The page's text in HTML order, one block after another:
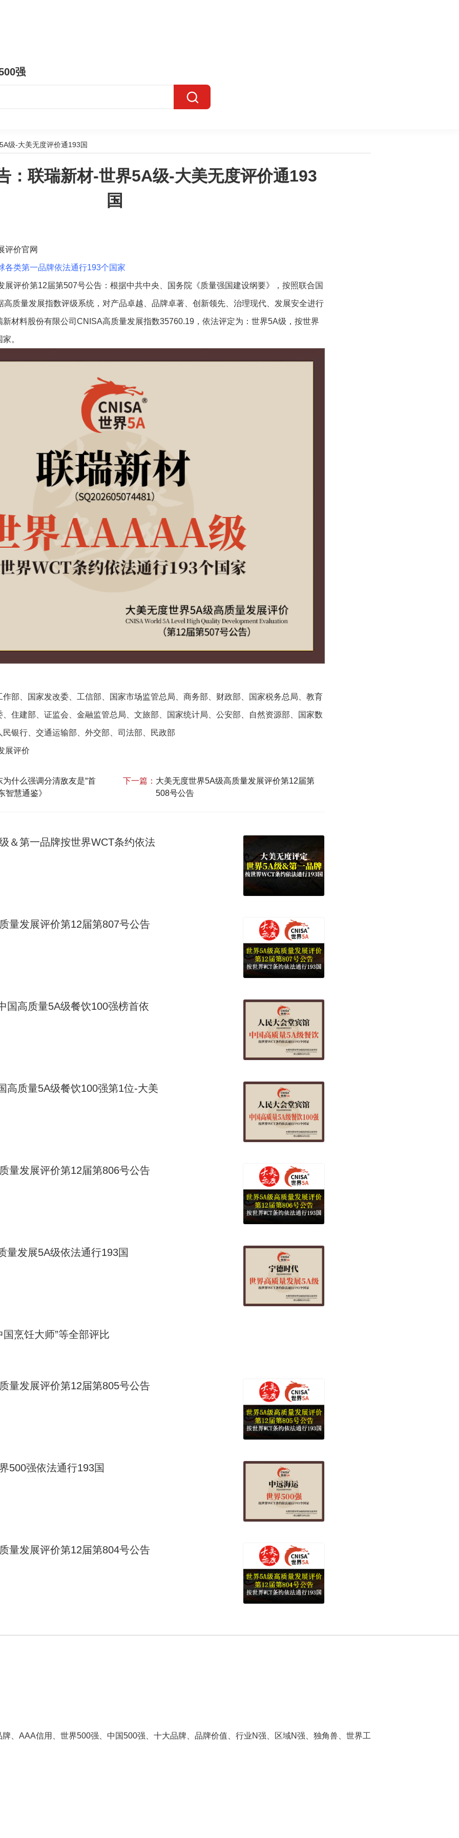
强
级-大美无度评价通193国
：联瑞新材-世界5A级-大美无度评价通193
国
评价官网
各类第一品牌依法通行193个国家
展评价第12届第507号公告：根据中共中央、国务院《质量强国建设纲要》，按照联合国
高质量发展指数评级系统，对产品卓越、品牌卓著、创新领先、治理现代、发展安全进行
材料股份有限公司CNISA高质量发展指数35760.19，依法评定为：世界5A级，按世界
。
部、国家发改委、工信部、国家市场监管总局、商务部、财政部、国家税务总局、教育
住建部、证监会、金融监管总局、文旅部、国家统计局、公安部、自然资源部、国家数
银行、交通运输部、外交部、司法部、民政部
展评价
什么强调分清敌友是“首
智慧通鉴》
下一篇： 大美无度世界5A级高质量发展评价第12届第
508号公告
＆第一品牌按世界WCT条约依法
量发展评价第12届第807号公告
国高质量5A级餐饮100强榜首依
高质量5A级餐饮100强第1位-大美
量发展评价第12届第806号公告
量发展5A级依法通行193国
烹饪大师”等全部评比
量发展评价第12届第805号公告
500强依法通行193国
量发展评价第12届第804号公告
AAA信用、世界500强、中国500强、十大品牌、品牌价值、行业N强、区域N强、独角兽、世界工